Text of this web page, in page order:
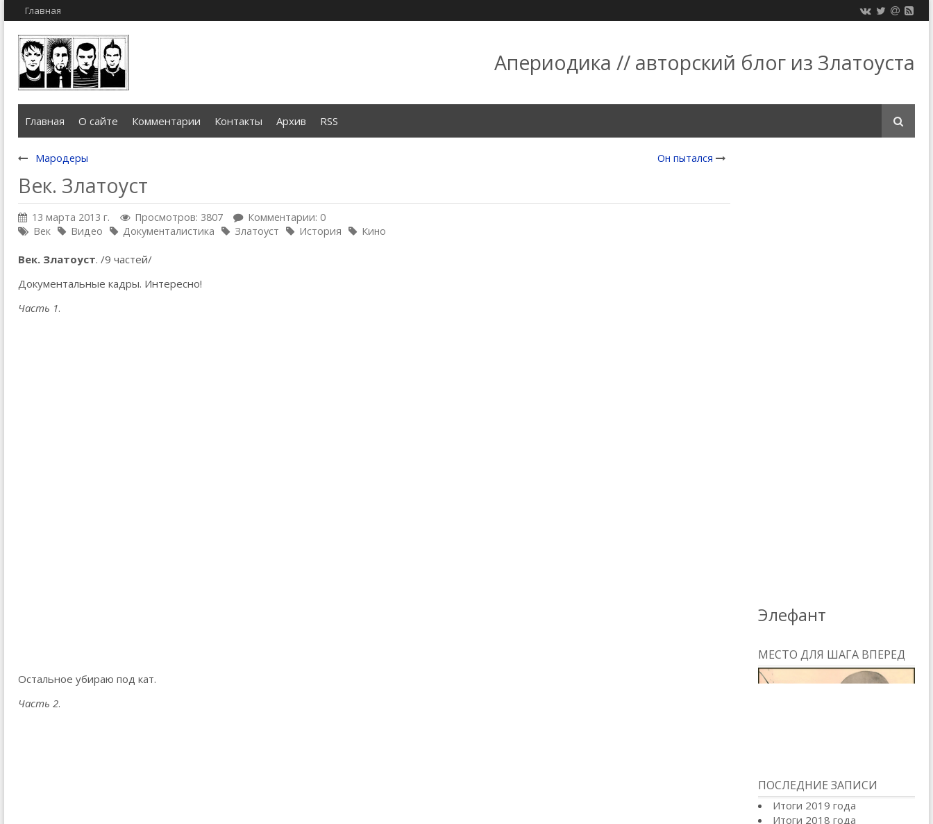
Главная
Апериодика // авторский блог из Златоуста
Главная О сайте Комментарии Контакты Архив RSS
Мародеры Он пытался
Век. Златоуст
13 марта 2013 г. Просмотров: 3807
Комментарии: 0
Век
Видео Документалистика Златоуст История Кино
Век. Златоуст. /9 частей/
Документальные кадры. Интересно!
Часть 1.
Остальное убираю под кат.
Часть 2.
Элефант
МЕСТО ДЛЯ ШАГА ВПЕРЕД
ПОСЛЕДНИЕ ЗАПИСИ
Итоги 2019 года
Итоги 2018 года